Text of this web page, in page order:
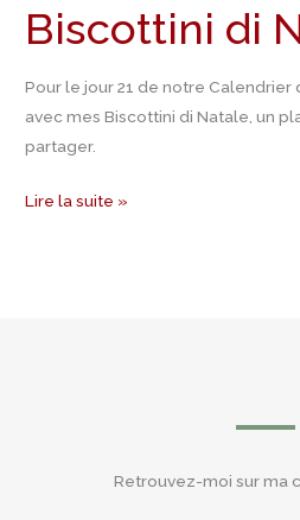
Biscottini di
Pour le jour 21 de notre Calendrier
avec mes Biscottini di Natale, un
partager.
Lire la suite »
Retrouvez-moi sur ma